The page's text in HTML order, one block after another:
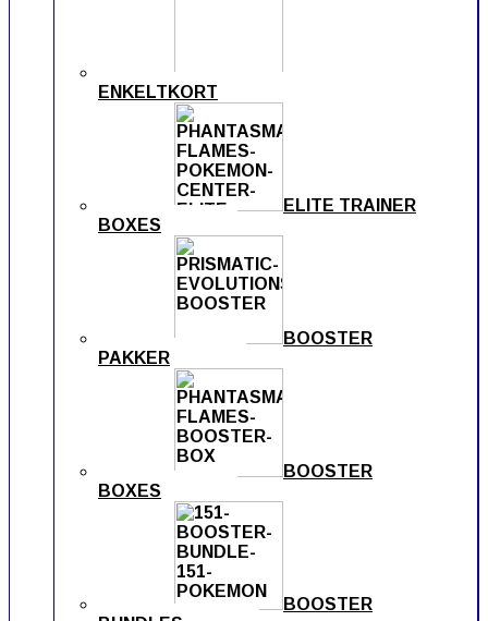
ENKELTKORT
ELITE TRAINER
BOXES
BOOSTER
PAKKER
BOOSTER
BOXES
BOOSTER